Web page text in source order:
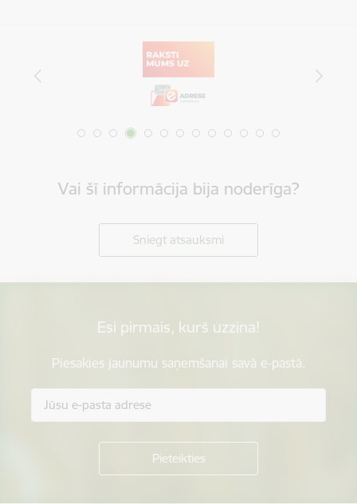
Vai šī informācija bija noderīga?
Sniegt atsauksmi
Esi pirmais, kurš uzzina!
Piesakies jaunumu saņemšanai savā e-pastā.